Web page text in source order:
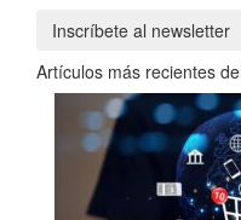
Inscríbete al newsletter
Artículos más recientes